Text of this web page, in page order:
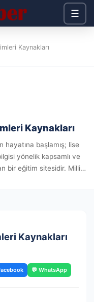
☰
Kaynakları
Kaynakları
hayatına başlamış; lise
yönelik kapsamlı ve
bir eğitim sitesidir. Milli
Kaynakları
💬 WhatsApp